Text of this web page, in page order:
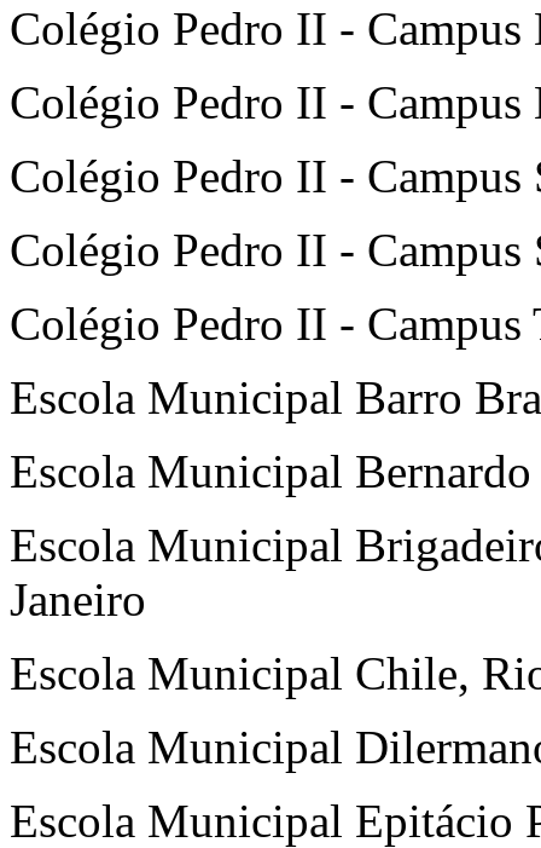
Colégio Pedro II -
Colégio Pedro II -
Colégio Pedro II - Campus
Colégio Pedro II -
Colégio Pedro II -
Escola Municipal Barro
Escola Municipal Bernardo
Escola Municipal
Janeiro
Escola Municipal Chile,
Escola Municipal
Escola Municipal Epitácio